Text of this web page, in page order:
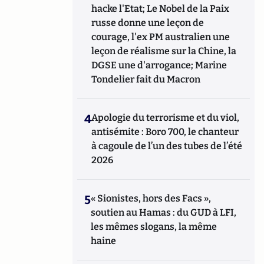
hacke l'Etat; Le Nobel de la Paix
russe donne une leçon de
courage, l'ex PM australien une
leçon de réalisme sur la Chine, la
DGSE une d'arrogance; Marine
Tondelier fait du Macron
4Apologie du terrorisme et du viol,
antisémite : Boro 700, le chanteur
à cagoule de l’un des tubes de l’été
2026
5« Sionistes, hors des Facs »,
soutien au Hamas : du GUD à LFI,
les mêmes slogans, la même
haine